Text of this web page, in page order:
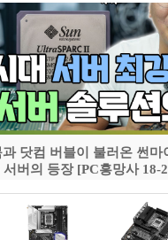
닷컴 버블이 불러온 썬마
버의 등장 [PC흥망사 18-